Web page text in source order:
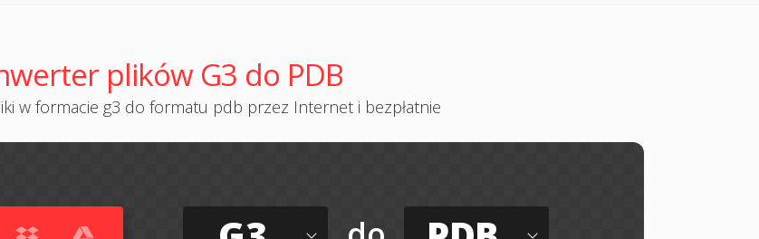
plików G3 do PDB
w formacie g3 do formatu pdb przez Internet i bezpłatnie